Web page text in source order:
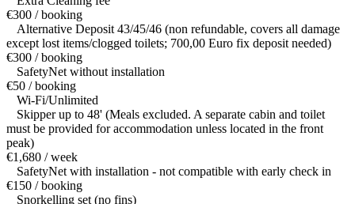
€300 / booking
Alternative Deposit 43/45/46 (non refundable, covers all damage
except lost items/clogged toilets; 700,00 Euro fix deposit needed)
€300 / booking
SafetyNet without installation
€50 / booking
Wi-Fi/Unlimited
Skipper up to 48' (Meals excluded. A separate cabin and toilet
must be provided for accommodation unless located in the front
peak)
€1,680 / week
SafetyNet with installation - not compatible with early check in
€150 / booking
Snorkelling set (no fins)